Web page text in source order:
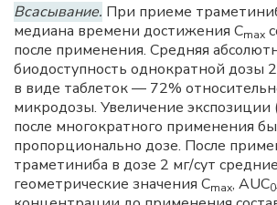
Всасывание. При приеме
медиана времени достижения Сmах
после применения. Средняя
биодоступность однократной дозы
в виде таблеток — 72%
микродозы. Увеличение экспозиции
после многократного применения
пропорционально дозе. После
траметиниба в дозе 2 мг/сут средние
геометрические значения Сmах, AUC